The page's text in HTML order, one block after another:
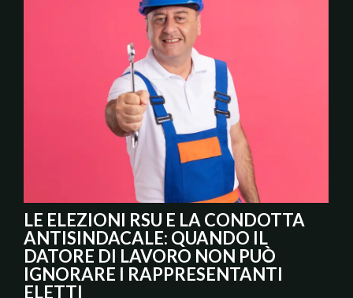
LE ELEZIONI RSU E LA CONDOTTA
ANTISINDACALE: QUANDO IL
DATORE DI LAVORO NON PUÒ
IGNORARE I RAPPRESENTANTI
ELETTI